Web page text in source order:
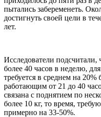
пытались забеременеть.
достигнуть своей цели в
лет.
Исследователи
более 40 часов в неделю,
требуется в среднем на
работающим от 21 до 40
связана с поднятием по
более 10 кг, то время,
примерно на 33-50%.